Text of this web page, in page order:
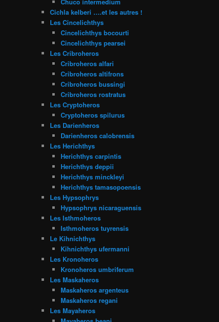
Cichla kelberi ….et les autres !
Les Cincelichthys
Cincelichthys bocourti
Cincelichthys pearsei
Les Cribroheros
Cribroheros alfari
Cribroheros altifrons
Cribroheros bussingi
Cribroheros rostratus
Les Cryptoheros
Cryptoheros spilurus
Les Darienheros
Darienheros calobrensis
Les Herichthys
Herichthys carpintis
Herichthys deppii
Herichthys minckleyi
Herichthys tamasopoensis
Les Hypsophrys
Hypsophrys nicaraguensis
Les Isthmoheros
Isthmoheros tuyrensis
Le Kihnichthys
Kihnichthys ufermanni
Les Kronoheros
Kronoheros umbriferum
Les Maskaheros
Maskaheros argenteus
Maskaheros regani
Les Mayaheros